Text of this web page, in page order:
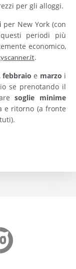
per gli alloggi.
per New York (con
periodi più
economico,
.
, febbraio e marzo i
se prenotando il
soglie minime
e ritorno (a fronte